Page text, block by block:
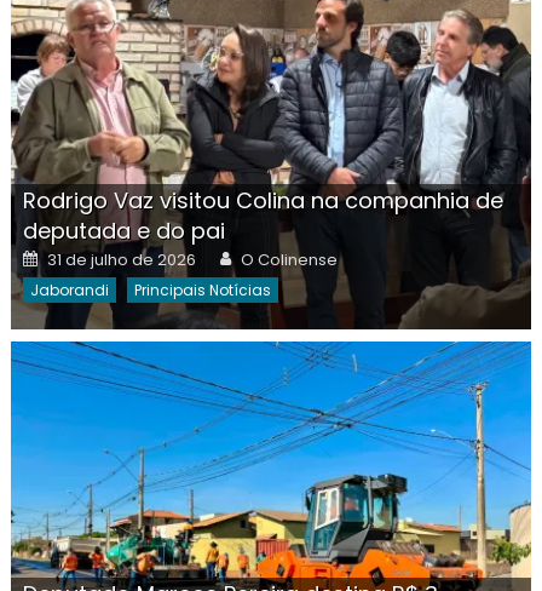
Rodrigo Vaz visitou Colina na companhia de
deputada e do pai
Posted
on
31 de julho de 2026 Author
O Colinense
Jaborandi Principais Notícias